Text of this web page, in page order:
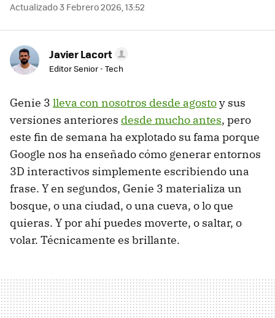
Actualizado 3 Febrero 2026, 13:52
Javier Lacort
Editor Senior - Tech
Genie 3 lleva con nosotros desde agostoy sus
versiones anteriores desde mucho antes, pero
este fin de semana ha explotado su fama porque
Google nos ha enseñado cómo generar entornos
3D interactivos simplemente escribiendo una
frase. Y en segundos, Genie 3 materializa un
bosque, o una ciudad, o una cueva, o lo que
quieras. Y por ahí puedes moverte, o saltar, o
volar. Técnicamente es brillante.